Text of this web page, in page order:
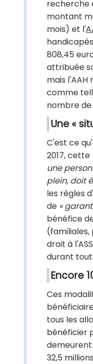
recherche
montant
mois) et l'
808,45
attribuée
mais
comme
nombre
Une «
C'est ce
2017, cette
une
plein, doit
les règles
de «
bénéfice
(familiales,
droit à
durant
Encore
Ces
tous les
bénéficier
demeurent
32,5